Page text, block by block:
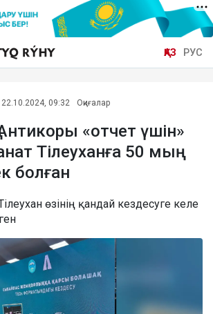
ҚАЗ РУС
22.10.2024, 09:32 Оқиғалар
«отчет үшін»
Тілеуханға 50 мың
болған
өзінің қандай кездесуге келе